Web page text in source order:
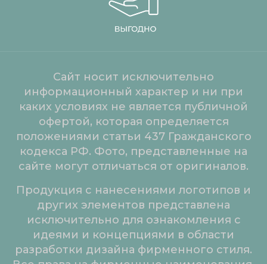
Сайт носит исключительно
информационный характер и ни при
каких условиях не является публичной
офертой, которая определяется
положениями статьи 437 Гражданского
кодекса РФ. Фото, представленные на
сайте могут отличаться от оригиналов.
Продукция с нанесениями логотипов и
других элементов представлена
исключительно для ознакомления с
идеями и концепциями в области
разработки дизайна фирменного стиля.